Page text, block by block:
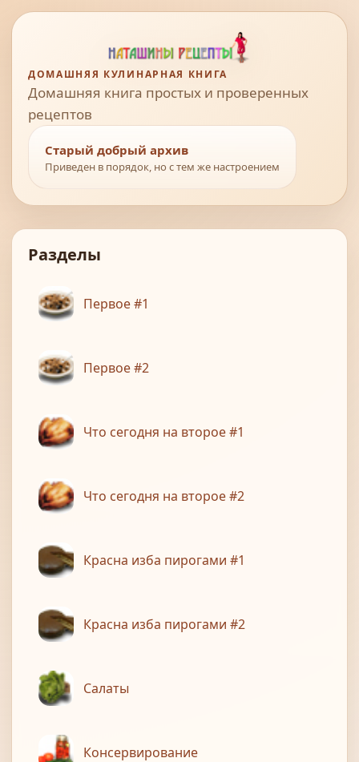
ДОМАШНЯЯ КУЛИНАРНАЯ КНИГА
Домашняя книга простых и проверенных
рецептов
Старый добрый архив
Приведен в порядок, но с тем же настроением
Разделы
Первое #1
Первое #2
Что сегодня на второе #1
Что сегодня на второе #2
Красна изба пирогами #1
Красна изба пирогами #2
Салаты
Консервирование